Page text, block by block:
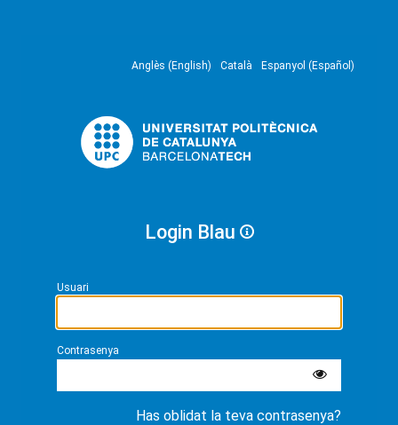
Anglès (English) Català Espanyol (Español)
Login Blau
Usuari
Contrasenya
Has oblidat la teva contrasenya?